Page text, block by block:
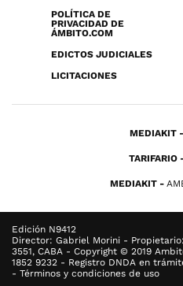
POLÍTICA DE
PRIVACIDAD DE
ÁMBITO.COM
EDICTOS JUDICIALES
LICITACIONES
MEDIAKIT
TARIFARIO
MEDIAKIT
Edición N9412
Director: Gabriel Morini -
3551, CABA - Copyright © 2019
1852 9232 - Registro DNDA en
- Términos y condiciones de uso